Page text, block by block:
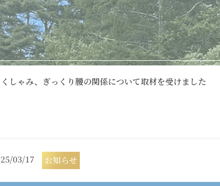
しゃみ、ぎっくり腰の関係について取材を受けました
03/17 お知らせ